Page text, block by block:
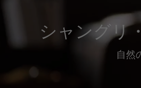
シャングリ
自然